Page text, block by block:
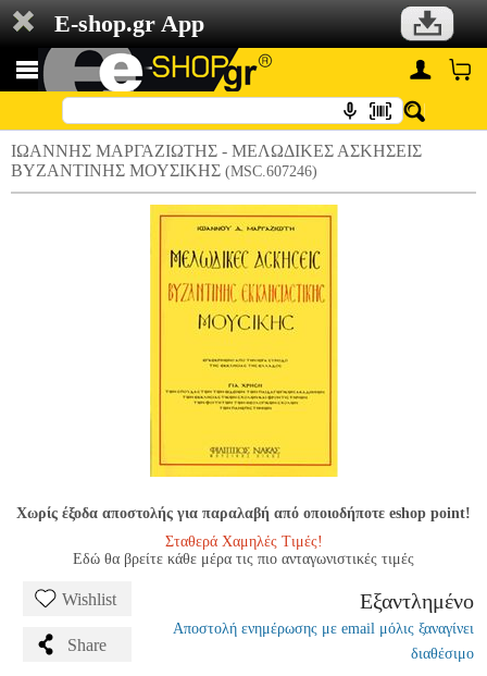
E-shop.gr App
ΙΩΑΝΝΗΣ ΜΑΡΓΑΖΙΩΤΗΣ - ΜΕΛΩΔΙΚΕΣ ΑΣΚΗΣΕΙΣ
ΒΥΖΑΝΤΙΝΗΣ ΜΟΥΣΙΚΗΣ (MSC.607246)
Χωρίς έξοδα αποστολής για παραλαβή από οποιοδήποτε eshop point!
Σταθερά Χαμηλές Τιμές!
Εδώ θα βρείτε κάθε μέρα τις πιο ανταγωνιστικές τιμές
Wishlist
Share
Εξαντλημένο
Αποστολή ενημέρωσης με email μόλις ξαναγίνει
διαθέσιμο